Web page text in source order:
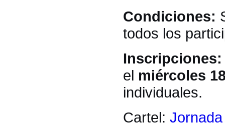
Condiciones:
todos los
Inscripciones:
el miércoles
individuales.
Cartel: